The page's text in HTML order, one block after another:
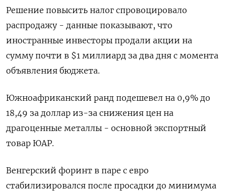
Решение повысить налог спровоцировало
распродажу - данные показывают, что
иностранные инвесторы продали акции на
сумму почти в $1 миллиард за два дня с момента
объявления бюджета.
Южноафриканский ранд подешевел на 0,9% до
18,49 за доллар из-за снижения цен на
драгоценные металлы - основной экспортный
товар ЮАР.
Венгерский форинт в паре с евро
стабилизировался после просадки до минимума